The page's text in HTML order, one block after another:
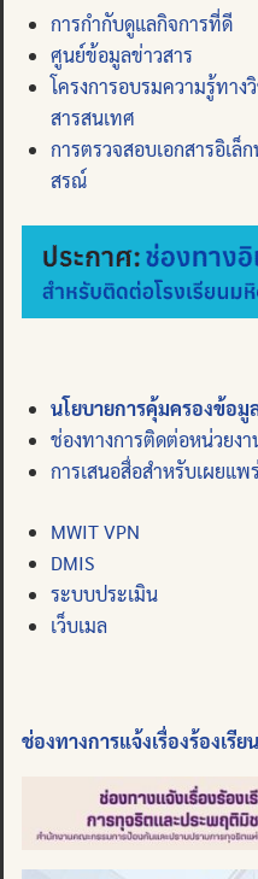
การกำกับดูแลกิจการที่ดี
ศูนย์ข้อมูลข่าวสาร
โครงการอบรมความรู้ทาง
สารสนเทศ
การตรวจสอบเอกสารอิเล็
สรณ์
นโยบายการคุ้มครองข้อ
ช่องทางการติดต่อหน่วยงา
การเสนอสื่อสำหรับเผยแพ
MWIT VPN
DMIS
ระบบประเมิน
เว็บเมล
ช่องทางการแจ้งเรื่องร้องเรียน